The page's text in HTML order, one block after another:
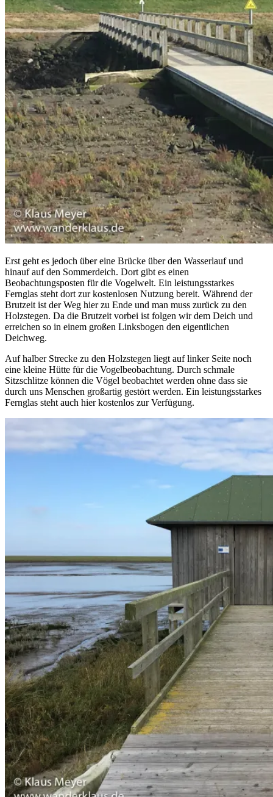
Erst geht es jedoch über eine Brücke über den Wasserlauf und
hinauf auf den Sommerdeich. Dort gibt es einen
Beobachtungsposten für die Vogelwelt. Ein leistungsstarkes
Fernglas steht dort zur kostenlosen Nutzung bereit. Während der
Brutzeit ist der Weg hier zu Ende und man muss zurück zu den
Holzstegen. Da die Brutzeit vorbei ist folgen wir dem Deich und
erreichen so in einem großen Linksbogen den eigentlichen
Deichweg.
Auf halber Strecke zu den Holzstegen liegt auf linker Seite noch
eine kleine Hütte für die Vogelbeobachtung. Durch schmale
Sitzschlitze können die Vögel beobachtet werden ohne dass sie
durch uns Menschen großartig gestört werden. Ein leistungsstarkes
Fernglas steht auch hier kostenlos zur Verfügung.